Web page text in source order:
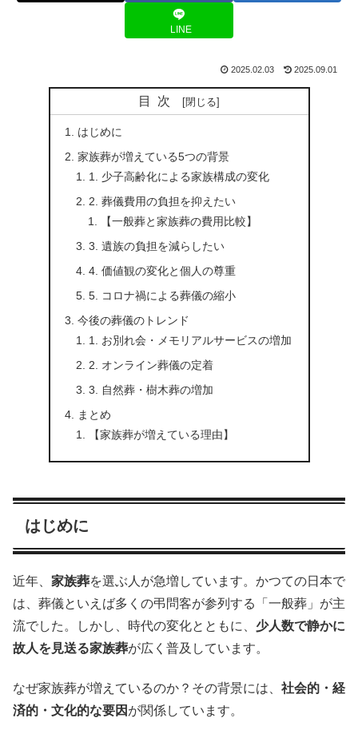
LINE
2025.02.03 2025.09.01
目次
はじめに
家族葬が増えている5つの背景
1. 少子高齢化による家族構成の変化
2. 葬儀費用の負担を抑えたい
【一般葬と家族葬の費用比較】
3. 遺族の負担を減らしたい
4. 価値観の変化と個人の尊重
5. コロナ禍による葬儀の縮小
今後の葬儀のトレンド
1. お別れ会・メモリアルサービスの増加
2. オンライン葬儀の定着
3. 自然葬・樹木葬の増加
まとめ
【家族葬が増えている理由】
はじめに
近年、 家族葬を選ぶ人が急増しています。かつての日本で
は、葬儀といえば多くの弔問客が参列する「一般葬」が主
流でした。しかし、時代の変化とともに、 少人数で静かに
故人を見送る家族葬が広く普及しています。
なぜ家族葬が増えているのか？その背景には、 社会的・経
済的・文化的な要因 が関係しています。